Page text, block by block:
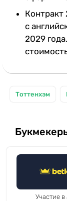
Контракт
с
2029
Тоттенхэм
Участие